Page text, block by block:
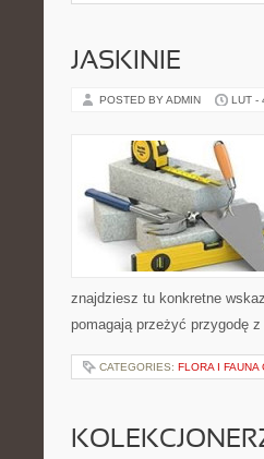
JASKINIE
POSTED BY ADMIN LUT -
znajdziesz tu konkretne
pomagają przeżyć przygodę
CATEGORIES: FLORA I FAUNA